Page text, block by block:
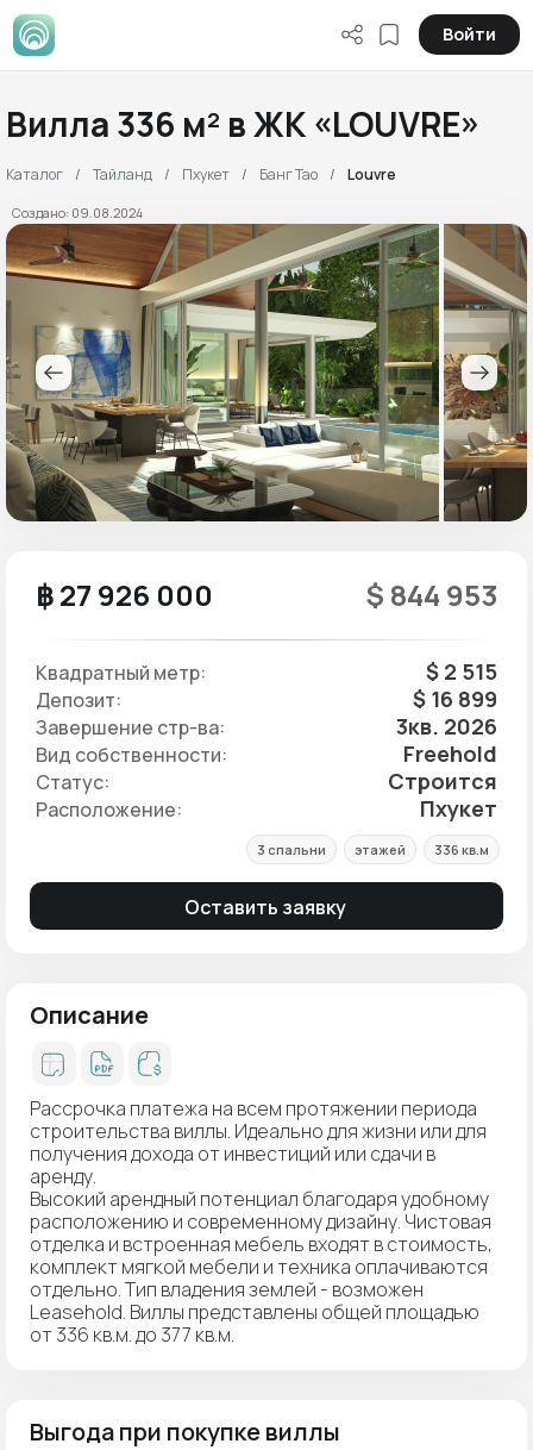
Войти
Вилла 336 м² в ЖК «LOUVRE»
Каталог Тайланд Пхукет Банг Тао Louvre
Создано: 09.08.2024
฿ 27 926 000 $ 844 953
Квадратный метр: $ 2 515
Депозит: $ 16 899
Завершение стр-ва: 3кв. 2026
Вид собственности: Freehold
Статус: Строится
Расположение: Пхукет
3 спальни этажей 336 кв.м
Оставить заявку
Описание
Рассрочка платежа на всем протяжении периода
строительства виллы. Идеально для жизни или для
получения дохода от инвестиций или сдачи в
аренду.
Высокий арендный потенциал благодаря удобному
расположению и современному дизайну. Чистовая
отделка и встроенная мебель входят в стоимость,
комплект мягкой мебели и техника оплачиваются
отдельно. Тип владения землей - возможен
Leasehold. Виллы представлены общей площадью
от 336 кв.м. до 377 кв.м.
Выгода при покупке виллы